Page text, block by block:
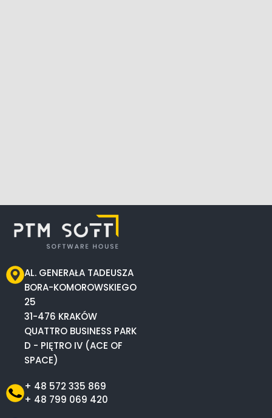
AL. GENERAŁA TADEUSZA
BORA-KOMOROWSKIEGO
25
31-476 KRAKÓW
QUATTRO BUSINESS PARK
D - PIĘTRO IV (ACE OF
SPACE)
+ 48 572 335 869
+ 48 799 069 420